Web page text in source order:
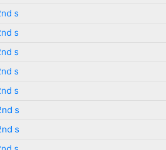
s
s
s
s
s
s
s